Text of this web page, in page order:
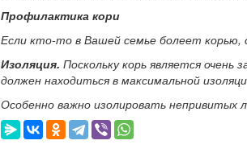
Профилактика кори
Если кто-то в Вашей семье болеет
Изоляция.Поскольку корь является очень
должен находиться в максимальной
Особенно важно изолировать непривитых